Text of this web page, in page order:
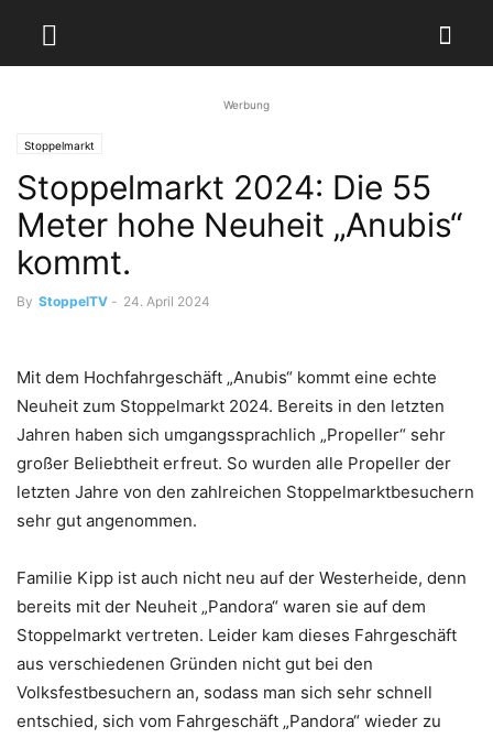
Werbung
Stoppelmarkt
Stoppelmarkt 2024: Die 55
Meter hohe Neuheit „Anubis“
kommt.
By StoppelTV - 24. April 2024
Mit dem Hochfahrgeschäft „Anubis“ kommt eine echte
Neuheit zum Stoppelmarkt 2024. Bereits in den letzten
Jahren haben sich umgangssprachlich „Propeller“ sehr
großer Beliebtheit erfreut. So wurden alle Propeller der
letzten Jahre von den zahlreichen Stoppelmarktbesuchern
sehr gut angenommen.
Familie Kipp ist auch nicht neu auf der Westerheide, denn
bereits mit der Neuheit „Pandora“ waren sie auf dem
Stoppelmarkt vertreten. Leider kam dieses Fahrgeschäft
aus verschiedenen Gründen nicht gut bei den
Volksfestbesuchern an, sodass man sich sehr schnell
entschied, sich vom Fahrgeschäft „Pandora“ wieder zu